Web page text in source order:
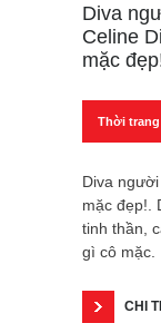
Diva
Celine
mặc
Thời
Diva
mặc đẹp!.
tinh thần,
gì cô mặc.
CHI